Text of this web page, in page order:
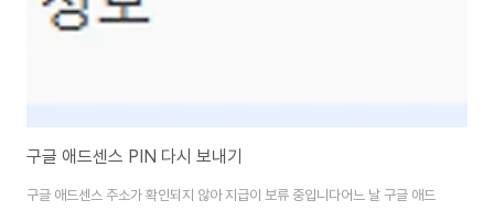
구글 애드센스 PIN 다시 보내기
구글 애드센스 주소가 확인되지 않아 지급이 보류 중입니다어느 날 구글 애드